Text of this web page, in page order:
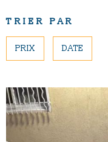
TRIER PAR
PRIX DATE